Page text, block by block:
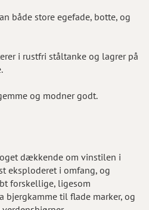
både store egefade, botte, og
i rustfri ståltanke og lagrer på
og modner godt.
dækkende om vinstilen i
eksploderet i omfang, og
forskellige, ligesom
bjergkamme til flade marker, og